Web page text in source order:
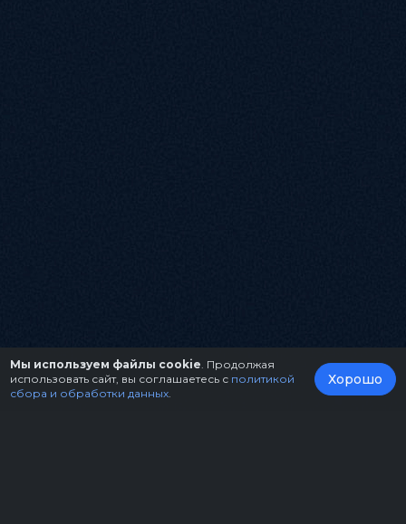
Мы используем файлы cookie . Продолжая
использовать сайт, вы соглашаетесь с политикой
сбора и обработки данных
Хорошо